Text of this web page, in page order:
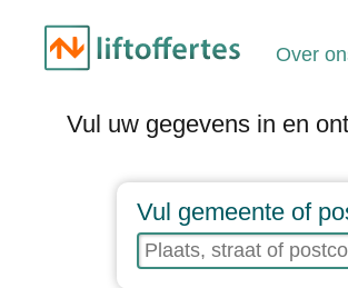
Over
Vul uw gegevens in en
Vul gemeente of